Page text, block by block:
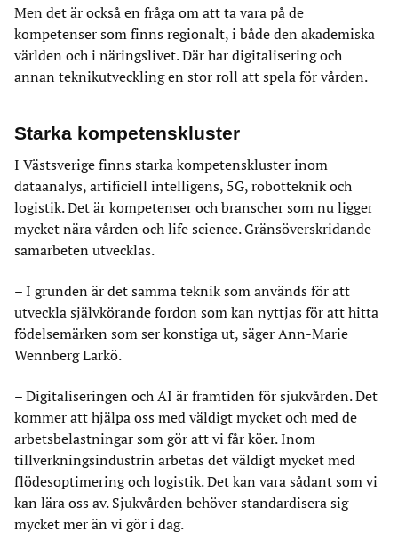
Men det är också en fråga om att ta vara på de
kompetenser som finns regionalt, i både den akademiska
världen och i näringslivet. Där har digitalisering och
annan teknikutveckling en stor roll att spela för vården.
Starka kompetenskluster
I Västsverige finns starka kompetenskluster inom
dataanalys, artificiell intelligens, 5G, robotteknik och
logistik. Det är kompetenser och branscher som nu ligger
mycket nära vården och life science. Gränsöverskridande
samarbeten utvecklas.
– I grunden är det samma teknik som används för att
utveckla självkörande fordon som kan nyttjas för att hitta
födelsemärken som ser konstiga ut, säger Ann-Marie
Wennberg Larkö.
– Digitaliseringen och AI är framtiden för sjukvården. Det
kommer att hjälpa oss med väldigt mycket och med de
arbetsbelastningar som gör att vi får köer. Inom
tillverkningsindustrin arbetas det väldigt mycket med
flödesoptimering och logistik. Det kan vara sådant som vi
kan lära oss av. Sjukvården behöver standardisera sig
mycket mer än vi gör i dag.